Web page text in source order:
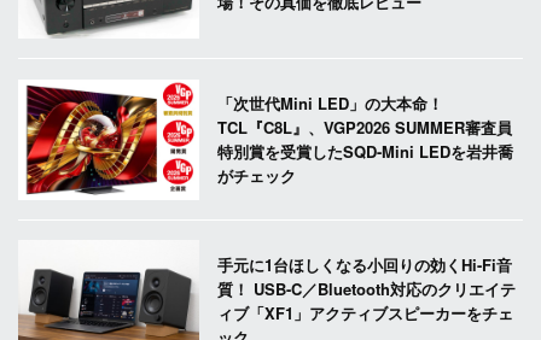
「次世代Mini LED」の大本命！
TCL『C8L』、VGP2026 SUMMER審査員
特別賞を受賞したSQD-Mini LEDを岩井喬
がチェック
手元に1台ほしくなる小回りの効くHi-Fi音
質！ USB-C／Bluetooth対応のクリエイテ
ィブ「XF1」アクティブスピーカーをチェ